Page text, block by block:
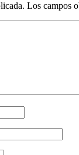
Los campos